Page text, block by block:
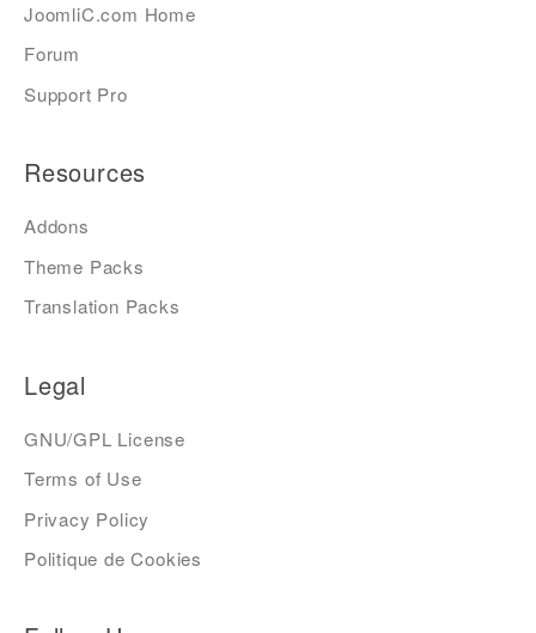
JoomliC.com Home
Forum
Support Pro
Resources
Addons
Theme Packs
Translation Packs
Legal
GNU/GPL License
Terms of Use
Privacy Policy
Politique de Cookies